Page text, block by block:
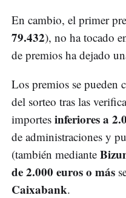
En cambio, el primer
79.432), no ha tocado
de premios ha dejado
Los premios se pueden
del sorteo tras las
importes inferiores a
de administraciones y
(también mediante
de 2.000 euros o más
Caixabank.